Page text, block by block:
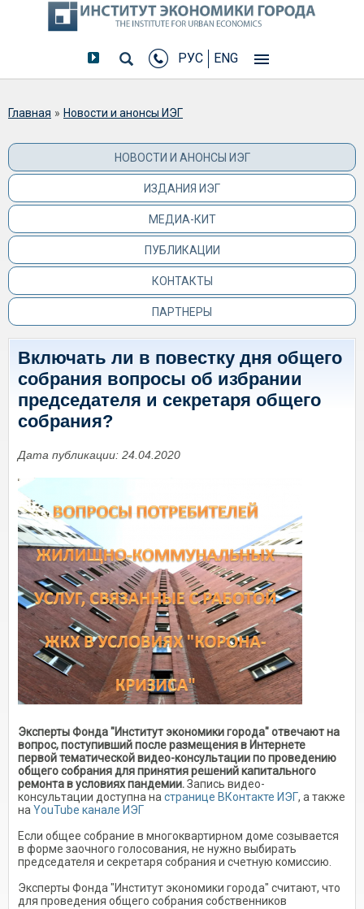
РУС ENG
Вы здесь
Главная » Новости и анонсы ИЭГ
НОВОСТИ И АНОНСЫ ИЭГ
ИЗДАНИЯ ИЭГ
МЕДИА-КИТ
ПУБЛИКАЦИИ
КОНТАКТЫ
ПАРТНЕРЫ
Включать ли в повестку дня общего
собрания вопросы об избрании
председателя и секретаря общего
собрания?
Дата публикации: 24.04.2020
Эксперты Фонда "Институт экономики города" отвечают на
вопрос, поступивший после размещения в Интернете
первой тематической видео-консультации по проведению
общего собрания для принятия решений капитального
ремонта в условиях пандемии.Запись видео-
консультации доступна на странице ВКонтакте ИЭГ, а также
на YouTube канале ИЭГ
Если общее собрание в многоквартирном доме созывается
в форме заочного голосования, не нужно выбирать
председателя и секретаря собрания и счетную комиссию.
Эксперты Фонда "Институт экономики города" считают, что
для проведения общего собрания собственников